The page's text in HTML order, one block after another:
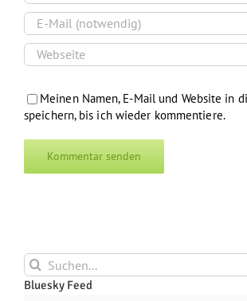
Meinen Namen, E-Mail und Website in
speichern, bis ich wieder kommentiere.
Suche
nach:
Bluesky Feed